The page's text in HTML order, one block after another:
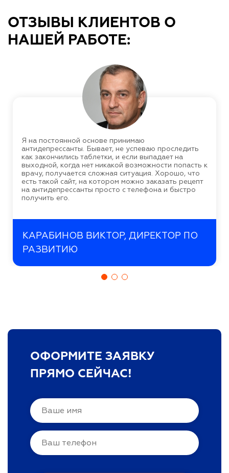
ОТЗЫВЫ КЛИЕНТОВ О
НАШЕЙ РАБОТЕ:
Я на постоянной основе принимаю
антидепрессанты. Бывает, не успеваю проследить
как закончились таблетки, и если выпадает на
выходной, когда нет никакой возможности попасть к
врачу, получается сложная ситуация. Хорошо, что
есть такой сайт, на котором можно заказать рецепт
на антидепрессанты просто с телефона и быстро
получить его.
КАРАБИНОВ ВИКТОР, ДИРЕКТОР ПО
РАЗВИТИЮ
ОФОРМИТЕ ЗАЯВКУ
ПРЯМО СЕЙЧАС!